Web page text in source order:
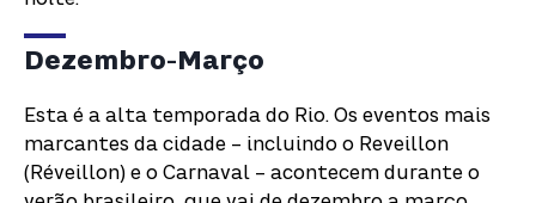
Dezembro-Março
Esta é a alta temporada do Rio. Os eventos mais
marcantes da cidade – incluindo o Reveillon
(Réveillon) e o Carnaval – acontecem durante o